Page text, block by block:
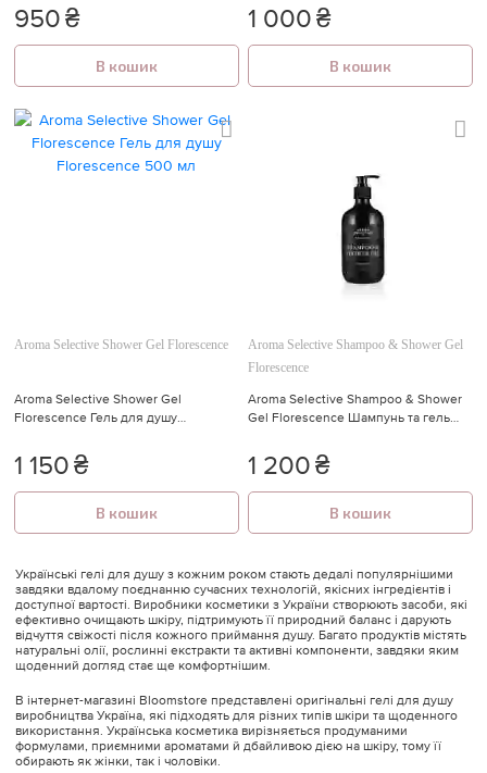
950₴
В кошик
1 000₴
В кошик
Aroma Selective Shower Gel Florescence
Aroma Selective Shower Gel
Florescence Гель для душу
1 150₴
В кошик
Aroma Selective Shampoo & Shower Gel
Florescence
Aroma Selective Shampoo & Shower
Gel Florescence Шампунь та гель
1 200₴
В кошик
Українські гелі для душу з кожним роком стають дедалі популярнішими
завдяки вдалому поєднанню сучасних технологій, якісних інгредієнтів і
доступної вартості. Виробники косметики з України створюють засоби, які
ефективно очищають шкіру, підтримують її природний баланс і дарують
відчуття свіжості після кожного приймання душу. Багато продуктів містять
натуральні олії, рослинні екстракти та активні компоненти, завдяки яким
щоденний догляд стає ще комфортнішим.
В інтернет-магазині Bloomstore представлені оригінальні гелі для душу
виробництва Україна, які підходять для різних типів шкіри та щоденного
використання. Українська косметика вирізняється продуманими
формулами, приємними ароматами й дбайливою дією на шкіру, тому її
обирають як жінки, так і чоловіки.